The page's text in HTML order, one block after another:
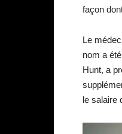
façon
Le
nom a
Hunt, a
le salaire